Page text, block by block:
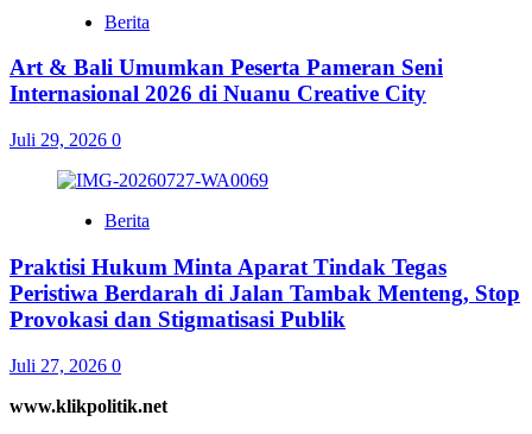
Berita
Art & Bali Umumkan Peserta Pameran Seni
Internasional 2026 di Nuanu Creative City
Juli 29, 2026 0
Berita
Praktisi Hukum Minta Aparat Tindak Tegas
Peristiwa Berdarah di Jalan Tambak Menteng, Stop
Provokasi dan Stigmatisasi Publik
Juli 27, 2026 0
www.klikpolitik.net